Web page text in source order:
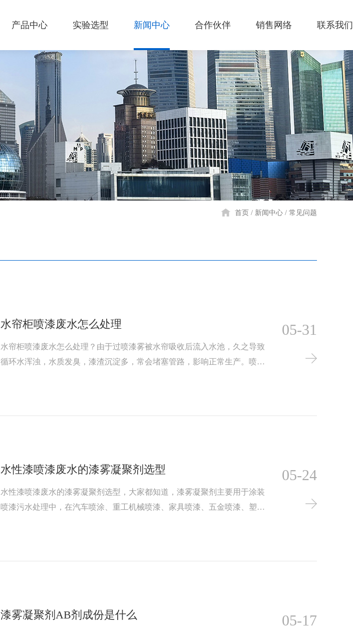
产品中心 实验选型 新闻中心 合作伙伴 销售网络 联系我们
首页 新闻中心 常见问题
水帘柜喷漆废水怎么处理
水帘柜喷漆废水怎么处理？由于过喷漆雾被水帘吸收后流入水池，久之导致
循环水浑浊，水质发臭，漆渣沉淀多，常会堵塞管路，影响正常生产。喷漆
05-31
水性漆喷漆废水的漆雾凝聚剂选型
水性漆喷漆废水的漆雾凝聚剂选型，大家都知道，漆雾凝聚剂主要用于涂装
喷漆污水处理中，在汽车喷涂、重工机械喷漆、家具喷漆、五金喷漆、塑料
05-24
漆雾凝聚剂AB剂成份是什么 05-17